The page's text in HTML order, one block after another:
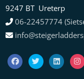
9247 BT Ureterp
06-22457774